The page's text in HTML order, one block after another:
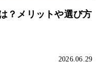
？メリットや選び方
2026.06.29